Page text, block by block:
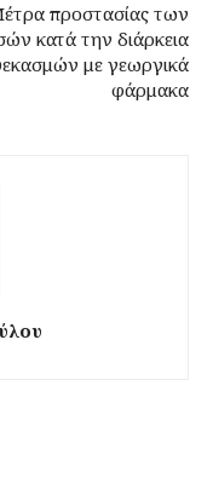
προστασίας των
κατά την διάρκεια
με γεωργικά
φάρμακα